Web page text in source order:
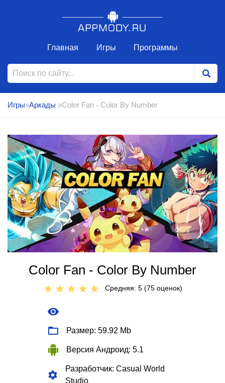
Главная Игры Программы
Игры»Аркады »Color Fan - Color By Number
Color Fan - Color By Number
Средняя: 5 (75 оценок)
Размер: 59.92 Mb
Версия Андроид: 5.1
Разработчик: Casual World
Studio